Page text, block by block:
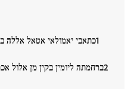
כתאבי יאמולאי אטאל אללה
ברחמתה ליומין בקין מן אלול